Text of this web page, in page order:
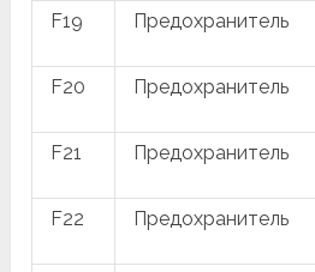
F19 Предохранитель
F20 Предохранитель
F21 Предохранитель
F22 Предохранитель